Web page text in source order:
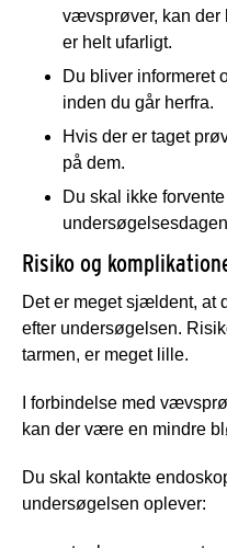
vævsprøver, kan der
er helt ufarligt.
Du bliver informeret
inden du går herfra.
Hvis der er taget
på dem.
Du skal ikke
Risiko og
Det er meget sjældent, at
efter undersøgelsen.
tarmen, er meget lille.
I forbindelse med
kan der være en mindre
Du skal kontakte
undersøgelsen oplever: